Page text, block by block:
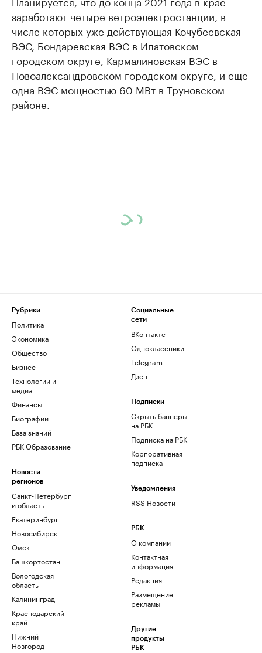
заработают четыре ветроэлектростанции, в
числе которых уже действующая Кочубеевская
ВЭС, Бондаревская ВЭС в Ипатовском
городском округе, Кармалиновская ВЭС в
Новоалександровском городском округе, и еще
одна ВЭС мощностью 60 МВт в Труновском
районе.
Рубрики
Политика
Экономика
Общество
Бизнес
Технологии и
медиа
Финансы
Биографии
База знаний
РБК Образование
Новости
регионов
Санкт-Петербург
и область
Екатеринбург
Новосибирск
Омск
Башкортостан
Вологодская
область
Калининград
Краснодарский
край
Нижний
Новгород
Социальные
сети
ВКонтакте
Одноклассники
Telegram
Дзен
Подписки
Скрыть баннеры
на РБК
Подписка на РБК
Корпоративная
подписка
Уведомления
RSS Новости
РБК
О компании
Контактная
информация
Редакция
Размещение
рекламы
Другие
продукты
РБК